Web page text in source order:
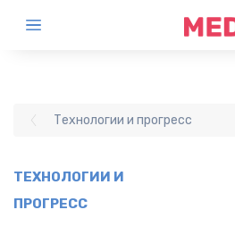
Технологии и прогресс
ТЕХНОЛОГИИ И
ПРОГРЕСС